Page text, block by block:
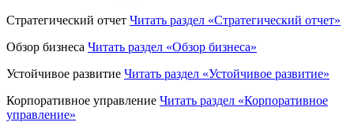
Стратегический отчет Читать раздел «Стратегический отчет»
Обзор бизнеса Читать раздел «Обзор бизнеса»
Устойчивое развитие Читать раздел «Устойчивое развитие»
Корпоративное управление Читать раздел «Корпоративное
управление»